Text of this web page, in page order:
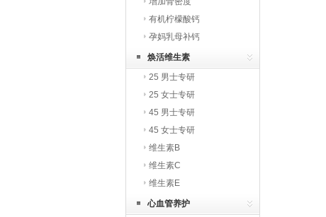
有机柠檬酸钙
孕妈乳母补钙
焕活维生素
25 男士专研
25 女士专研
45 男士专研
45 女士专研
维生素B
维生素C
维生素E
心血管养护